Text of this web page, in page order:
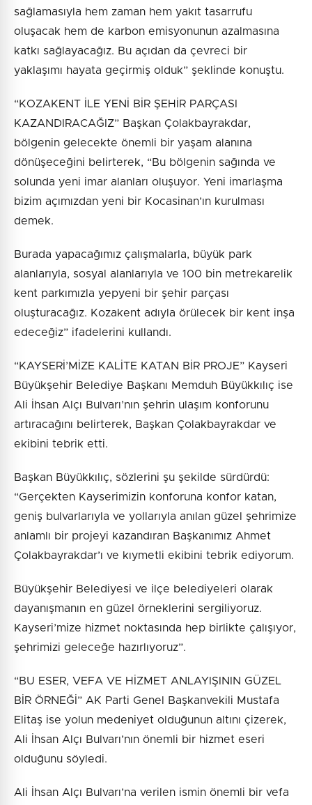
sağlamasıyla hem zaman hem yakıt tasarrufu
oluşacak hem de karbon emisyonunun azalmasına
katkı sağlayacağız. Bu açıdan da çevreci bir
yaklaşımı hayata geçirmiş olduk” şeklinde konuştu.
“KOZAKENT İLE YENİ BİR ŞEHİR PARÇASI
KAZANDIRACAĞIZ” Başkan Çolakbayrakdar,
bölgenin gelecekte önemli bir yaşam alanına
dönüşeceğini belirterek, “Bu bölgenin sağında ve
solunda yeni imar alanları oluşuyor. Yeni imarlaşma
bizim açımızdan yeni bir Kocasinan’ın kurulması
demek.
Burada yapacağımız çalışmalarla, büyük park
alanlarıyla, sosyal alanlarıyla ve 100 bin metrekarelik
kent parkımızla yepyeni bir şehir parçası
oluşturacağız. Kozakent adıyla örülecek bir kent inşa
edeceğiz” ifadelerini kullandı.
“KAYSERİ’MİZE KALİTE KATAN BİR PROJE” Kayseri
Büyükşehir Belediye Başkanı Memduh Büyükkılıç ise
Ali İhsan Alçı Bulvarı’nın şehrin ulaşım konforunu
artıracağını belirterek, Başkan Çolakbayrakdar ve
ekibini tebrik etti.
Başkan Büyükkılıç, sözlerini şu şekilde sürdürdü:
“Gerçekten Kayserimizin konforuna konfor katan,
geniş bulvarlarıyla ve yollarıyla anılan güzel şehrimize
anlamlı bir projeyi kazandıran Başkanımız Ahmet
Çolakbayrakdar’ı ve kıymetli ekibini tebrik ediyorum.
Büyükşehir Belediyesi ve ilçe belediyeleri olarak
dayanışmanın en güzel örneklerini sergiliyoruz.
Kayseri’mize hizmet noktasında hep birlikte çalışıyor,
şehrimizi geleceğe hazırlıyoruz”.
“BU ESER, VEFA VE HİZMET ANLAYIŞININ GÜZEL
BİR ÖRNEĞİ” AK Parti Genel Başkanvekili Mustafa
Elitaş ise yolun medeniyet olduğunun altını çizerek,
Ali İhsan Alçı Bulvarı’nın önemli bir hizmet eseri
olduğunu söyledi.
Ali İhsan Alçı Bulvarı’na verilen ismin önemli bir vefa